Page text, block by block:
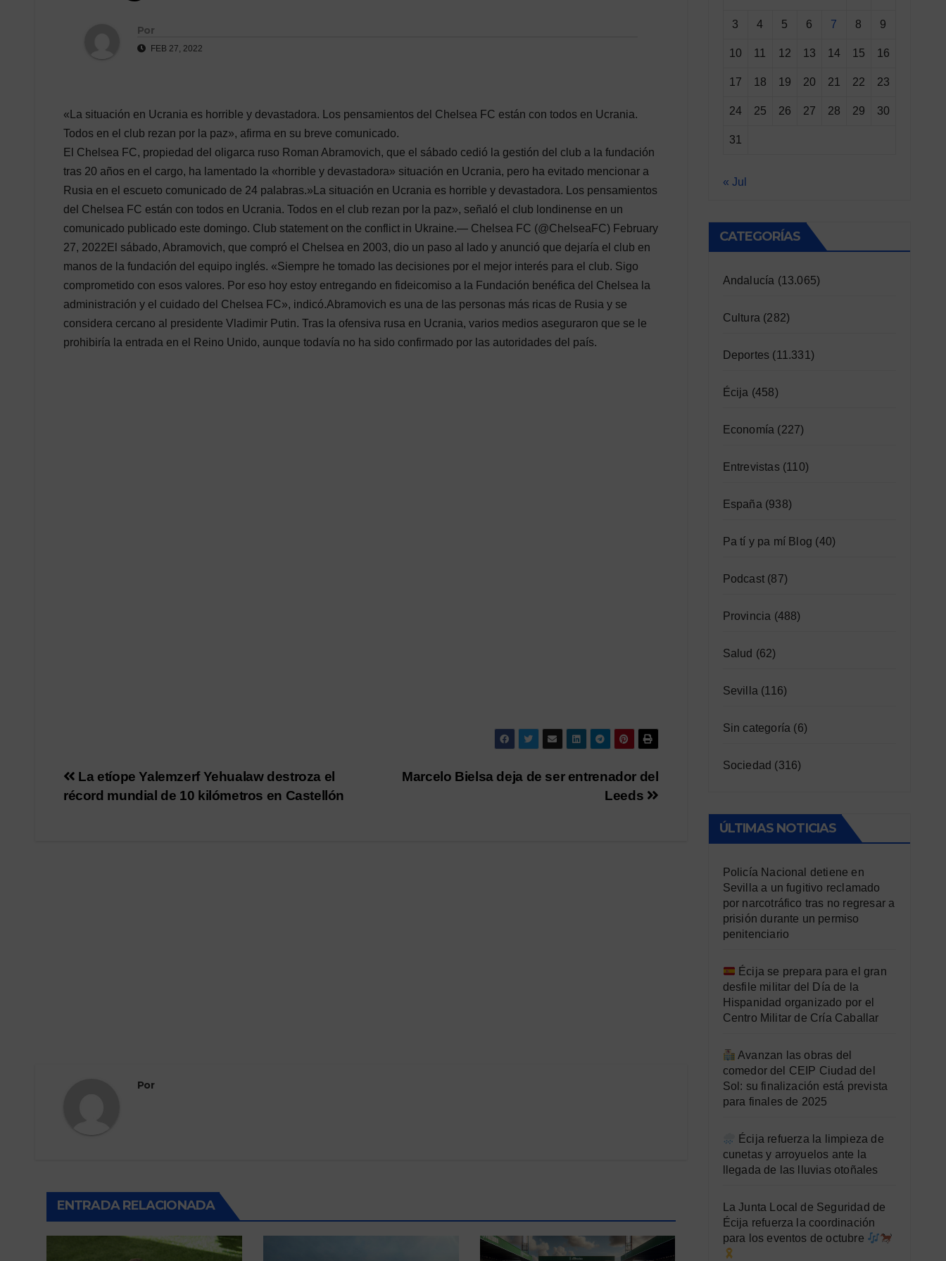
Por
FEB 27, 2022
«La situación en Ucrania es horrible y devastadora. Los pensamientos del Chelsea FC están con todos en Ucrania.
Todos en el club rezan por la paz», afirma en su breve comunicado.
El Chelsea FC, propiedad del oligarca ruso Roman Abramovich, que el sábado cedió la gestión del club a la fundación
tras 20 años en el cargo, ha lamentado la «horrible y devastadora» situación en Ucrania, pero ha evitado mencionar a
Rusia en el escueto comunicado de 24 palabras.»La situación en Ucrania es horrible y devastadora. Los pensamientos
del Chelsea FC están con todos en Ucrania. Todos en el club rezan por la paz», señaló el club londinense en un
comunicado publicado este domingo. Club statement on the conflict in Ukraine.— Chelsea FC (@ChelseaFC) February
27, 2022El sábado, Abramovich, que compró el Chelsea en 2003, dio un paso al lado y anunció que dejaría el club en
manos de la fundación del equipo inglés. «Siempre he tomado las decisiones por el mejor interés para el club. Sigo
comprometido con esos valores. Por eso hoy estoy entregando en fideicomiso a la Fundación benéfica del Chelsea la
administración y el cuidado del Chelsea FC», indicó.Abramovich es una de las personas más ricas de Rusia y se
considera cercano al presidente Vladimir Putin. Tras la ofensiva rusa en Ucrania, varios medios aseguraron que se le
prohibiría la entrada en el Reino Unido, aunque todavía no ha sido confirmado por las autoridades del país.
Navegación
Marcelo Bielsa deja de ser entrenador del
Leeds
La etíope Yalemzerf Yehualaw destroza el
récord mundial de 10 kilómetros en Castellón
Por
ENTRADA RELACIONADA
3 4 5 6 7 8 9
10 11 12 13 14 15 16
17 18 19 20 21 22 23
24 25 26 27 28 29 30
31
« Jul
CATEGORÍAS
Andalucía (13.065)
Cultura (282)
Deportes (11.331)
Écija (458)
Economía (227)
Entrevistas(110)
España (938)
Pa tí y pa mí Blog (40)
Podcast(87)
Provincia (488)
Salud (62)
Sevilla (116)
Sin categoría (6)
Sociedad (316)
ÚLTIMAS NOTICIAS
Policía Nacional detiene en
Sevilla a un fugitivo reclamado
por narcotráfico tras no regresar a
prisión durante un permiso
penitenciario
Écija se prepara para el gran
desfile militar del Día de la
Hispanidad organizado por el
Centro Militar de Cría Caballar
Avanzan las obras del
comedor del CEIP Ciudad del
Sol: su finalización está prevista
para finales de 2025
Écija refuerza la limpieza de
cunetas y arroyuelos ante la
llegada de las lluvias otoñales
La Junta Local de Seguridad de
Écija refuerza la coordinación
para los eventos de octubre